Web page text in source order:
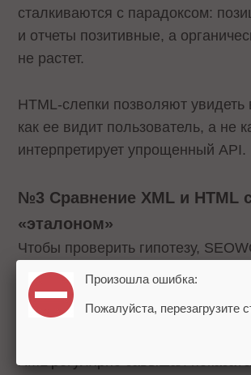
сталкиваются с парадоксом:
и отчеты позитивные, а
не растет.
HTML-слепки позволяют увидеть
как ее видит пользователь, а не
интерпретирует упрощенный API.
№3 Сравнение XML и HTML с
«эталоном»
Чтобы проверить гипотезу,
данные из трех источников: XML,
Яндекс Вебмастера как
XML регулярно завышал
Произошла ошибка:
Пожалуйста, перезагрузите